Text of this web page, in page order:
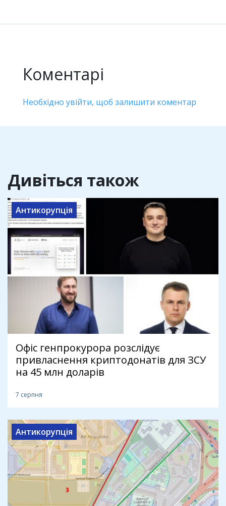
Коментарі
Необхідно увійти, щоб залишити коментар
Дивіться також
Антикорупція
Офіс генпрокурора розслідує
привласнення криптодонатів для ЗСУ
на 45 млн доларів
7 серпня
Антикорупція